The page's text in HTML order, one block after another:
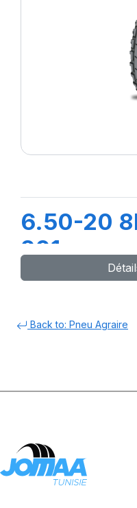
6.50-20
201
Back to: Pneu Agraire